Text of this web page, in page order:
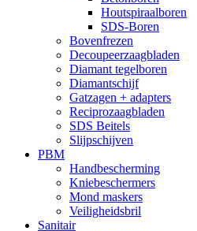
Houtspiraalboren
SDS-Boren
Bovenfrezen
Decoupeerzaagbladen
Diamant tegelboren
Diamantschijf
Gatzagen + adapters
Reciprozaagbladen
SDS Beitels
Slijpschijven
PBM
Handbescherming
Kniebeschermers
Mond maskers
Veiligheidsbril
Sanitair